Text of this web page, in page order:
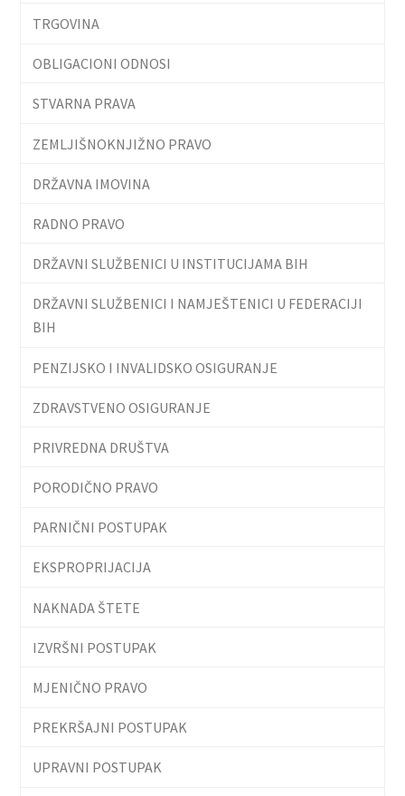
TRGOVINA
OBLIGACIONI ODNOSI
STVARNA PRAVA
ZEMLJIŠNOKNJIŽNO PRAVO
DRŽAVNA IMOVINA
RADNO PRAVO
DRŽAVNI SLUŽBENICI U INSTITUCIJAMA BIH
DRŽAVNI SLUŽBENICI I NAMJEŠTENICI U FEDERACIJI
BIH
PENZIJSKO I INVALIDSKO OSIGURANJE
ZDRAVSTVENO OSIGURANJE
PRIVREDNA DRUŠTVA
PORODIČNO PRAVO
PARNIČNI POSTUPAK
EKSPROPRIJACIJA
NAKNADA ŠTETE
IZVRŠNI POSTUPAK
MJENIČNO PRAVO
PREKRŠAJNI POSTUPAK
UPRAVNI POSTUPAK